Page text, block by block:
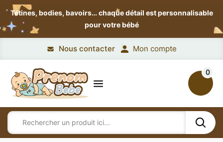
Tétines, bodies, bavoirs…chaque détail est personnalisable
pour votre bébé
Nous contacter Mon compte
0